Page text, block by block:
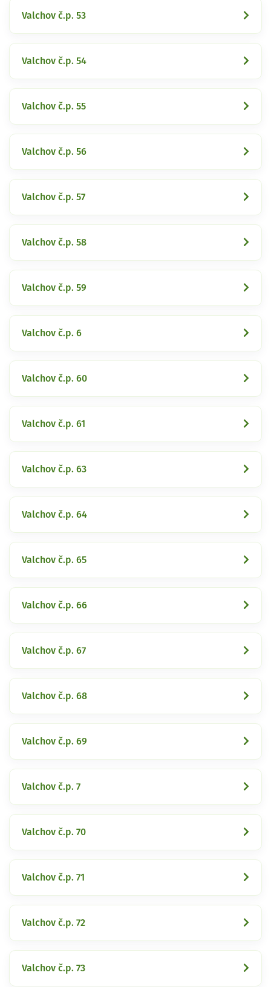
Valchov č.p. 53
Valchov č.p. 54
Valchov č.p. 55
Valchov č.p. 56
Valchov č.p. 57
Valchov č.p. 58
Valchov č.p. 59
Valchov č.p. 6
Valchov č.p. 60
Valchov č.p. 61
Valchov č.p. 63
Valchov č.p. 64
Valchov č.p. 65
Valchov č.p. 66
Valchov č.p. 67
Valchov č.p. 68
Valchov č.p. 69
Valchov č.p. 7
Valchov č.p. 70
Valchov č.p. 71
Valchov č.p. 72
Valchov č.p. 73